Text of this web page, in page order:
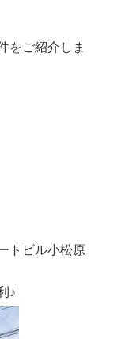
をご紹介しま
トビル小松原
♪